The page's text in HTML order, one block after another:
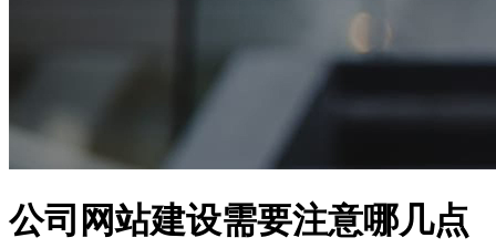
公司网站建设需要注意哪几点